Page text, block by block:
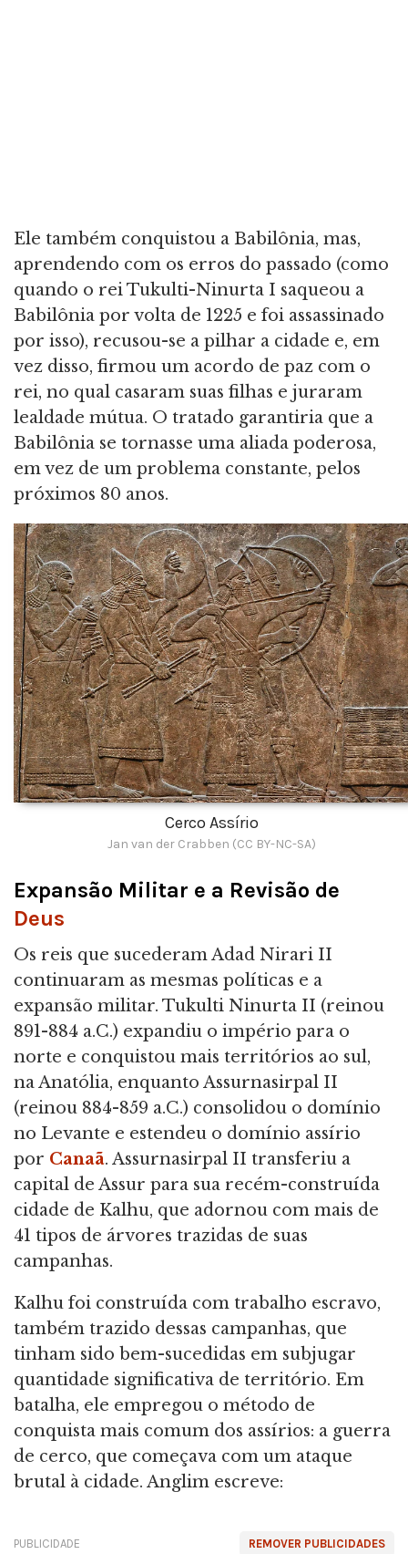
Ele também conquistou a Babilônia, mas,
aprendendo com os erros do passado (como
quando o rei Tukulti-Ninurta I saqueou a
Babilônia por volta de 1225 e foi assassinado
por isso), recusou-se a pilhar a cidade e, em
vez disso, firmou um acordo de paz com o
rei, no qual casaram suas filhas e juraram
lealdade mútua. O tratado garantiria que a
Babilônia se tornasse uma aliada poderosa,
em vez de um problema constante, pelos
próximos 80 anos.
Cerco Assírio
Jan van der Crabben (CC BY-NC-SA)
Expansão Militar e a Revisão de
Deus
Os reis que sucederam Adad Nirari II
continuaram as mesmas políticas e a
expansão militar. Tukulti Ninurta II (reinou
891-884 a.C.) expandiu o império para o
norte e conquistou mais territórios ao sul,
na Anatólia, enquanto Assurnasirpal II
(reinou 884-859 a.C.) consolidou o domínio
no Levante e estendeu o domínio assírio
por Canaã. Assurnasirpal II transferiu a
capital de Assur para sua recém-construída
cidade de Kalhu, que adornou com mais de
41 tipos de árvores trazidas de suas
campanhas.
Kalhu foi construída com trabalho escravo,
também trazido dessas campanhas, que
tinham sido bem-sucedidas em subjugar
quantidade significativa de território. Em
batalha, ele empregou o método de
conquista mais comum dos assírios: a guerra
de cerco, que começava com um ataque
brutal à cidade. Anglim escreve:
REMOVER PUBLICIDADES
PUBLICIDADE